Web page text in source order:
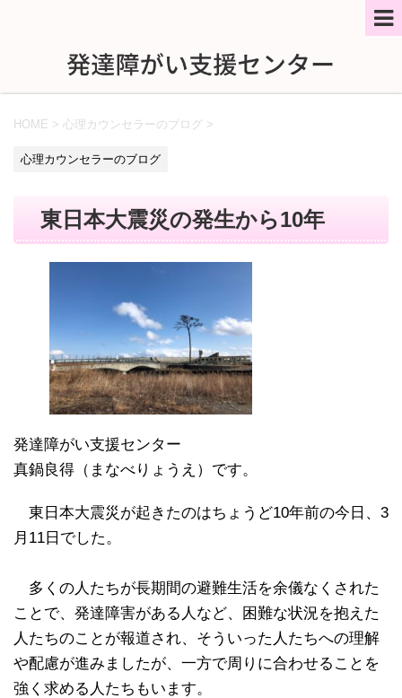
HOME > 心理カウンセラーのブログ >
心理カウンセラーのブログ
東日本大震災の発生から10年
発達障がい支援センター
真鍋良得（まなべりょうえ）です。
東日本大震災が起きたのはちょうど10年前の今日、3
月11日でした。
多くの人たちが長期間の避難生活を余儀なくされた
ことで、発達障害がある人など、困難な状況を抱えた
人たちのことが報道され、そういった人たちへの理解
や配慮が進みましたが、一方で周りに合わせることを
強く求める人たちもいます。